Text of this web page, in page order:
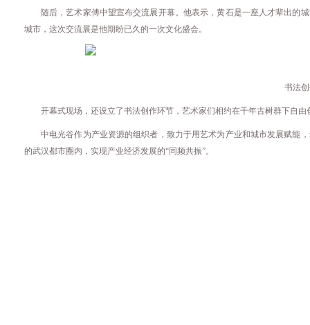
随后，艺术家傅中望宣布交流展开幕。他表示，黄石是一座人才辈出的
城市，这次交流展是他期盼已久的一次文化盛会。
书法
开幕式现场，还设立了书法创作环节，艺术家们相约在千年古树群下自
中电光谷作为产业资源的组织者，致力于用艺术为产业和城市发展赋能
的武汉都市圈内，实现产业经济发展的“同频共振”。